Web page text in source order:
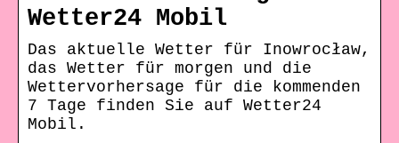
Wetter24 Mobil
Das aktuelle Wetter für Inowrocław,
das Wetter für morgen und die
Wettervorhersage für die kommenden
7 Tage finden Sie auf Wetter24
Mobil.